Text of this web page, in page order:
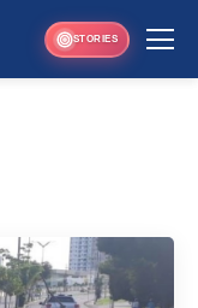
STORIES